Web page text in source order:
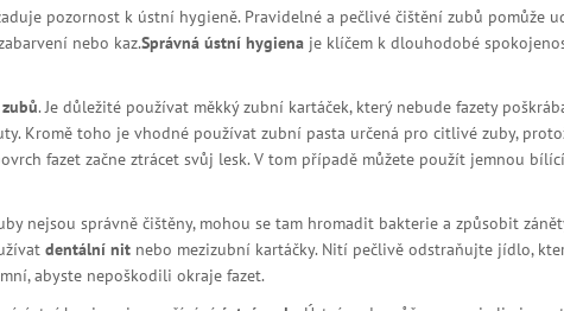
pozornost k ústní hygieně. Pravidelné a pečlivé čištění zubů pomůže
nebo kaz.Správná ústní hygiena je klíčem k dlouhodobé
. Je důležité používat měkký zubní kartáček, který nebude fazety
Kromě toho je vhodné používat zubní pasta určená pro citlivé zuby,
fazet začne ztrácet svůj lesk. V tom případě můžete použít jemnou
nejsou správně čištěny, mohou se tam hromadit bakterie a způsobit
dentální nit nebo mezizubní kartáčky. Nití pečlivě odstraňujte jídlo,
abyste nepoškodili okraje fazet.